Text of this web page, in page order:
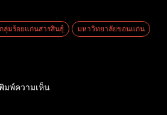
ลุ่มร้อยแก่นสารสินธุ์ มหาวิทยาลัยขอนแก่น
มพ์ความเห็น